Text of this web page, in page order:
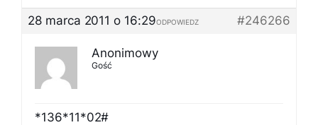
28 marca 2011 o 16:29
#246266
ODPOWIEDZ
Anonimowy
Gość
*136*11*02#